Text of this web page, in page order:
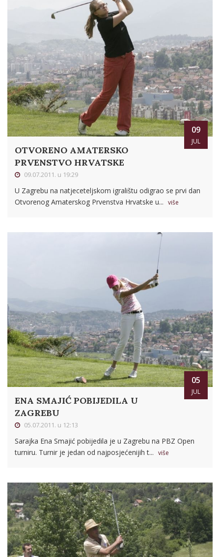
09
JUL
OTVORENO AMATERSKO
PRVENSTVO HRVATSKE
09.07.2011. u 19:29
U Zagrebu na natjeceteljskom igralištu odigrao se prvi dan
Otvorenog Amaterskog Prvenstva Hrvatske u... više
05
JUL
ENA SMAJIĆ POBIJEDILA U
ZAGREBU
05.07.2011. u 12:13
Sarajka Ena Smajić pobijedila je u Zagrebu na PBZ Open
turniru. Turnir je jedan od najposjećenijih t... više